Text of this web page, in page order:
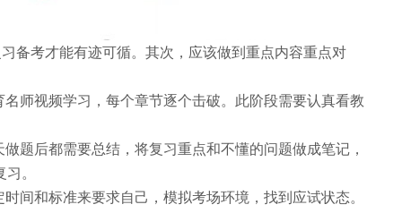
考才能有迹可循。其次，应该做到重点内容重点对
师视频学习，每个章节逐个击破。此阶段需要认真看教
题后都需要总结，将复习重点和不懂的问题做成笔记，
。
间和标准来要求自己，模拟考场环境，找到应试状态。